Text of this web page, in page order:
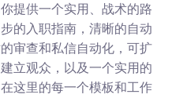
提供一个实用、战术的路
的入职指南，清晰的自动
审查和私信自动化，可扩
立观众，以及一个实用的
这里的每一个模板和工作